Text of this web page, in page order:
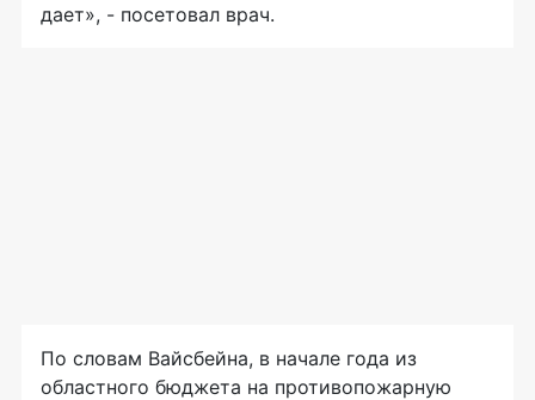
дает», - посетовал врач.
По словам Вайсбейна, в начале года из
областного бюджета на противопожарную